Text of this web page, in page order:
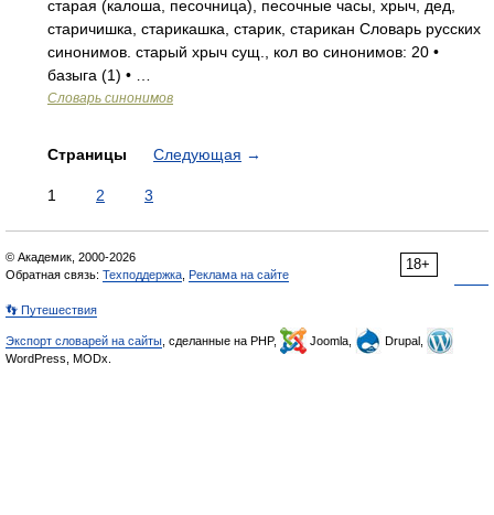
старая (калоша, песочница), песочные часы, хрыч, дед,
старичишка, старикашка, старик, старикан Словарь русских
синонимов. старый хрыч сущ., кол во синонимов: 20 •
базыга (1) • …
Словарь синонимов
Страницы Следующая →
1 2 3
18+
© Академик, 2000-2026
Обратная связь: Техподдержка Реклама на сайте
👣 Путешествия
Экспорт словарей на сайты , сделанные на PHP, Joomla,
Drupal,
WordPress, MODx.